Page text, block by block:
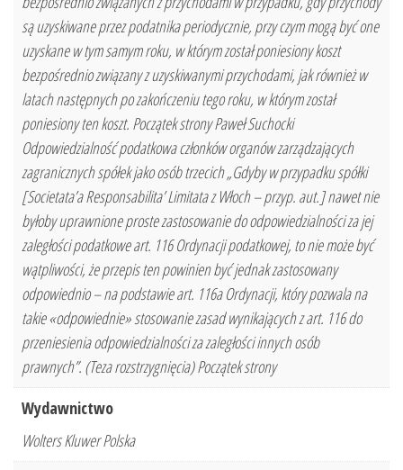
są uzyskiwane przez podatnika periodycznie, przy czym mogą być one
uzyskane w tym samym roku, w którym został poniesiony koszt
bezpośrednio związany z uzyskiwanymi przychodami, jak również w
latach następnych po zakończeniu tego roku, w którym został
poniesiony ten koszt. Początek strony Paweł Suchocki
Odpowiedzialność podatkowa członków organów zarządzających
zagranicznych spółek jako osób trzecich „Gdyby w przypadku spółki
[Societata’a Responsabilita’ Limitata z Włoch – przyp. aut.] nawet nie
byłoby uprawnione proste zastosowanie do odpowiedzialności za jej
zaległości podatkowe art. 116 Ordynacji podatkowej, to nie może być
wątpliwości, że przepis ten powinien być jednak zastosowany
odpowiednio – na podstawie art. 116a Ordynacji, który pozwala na
takie «odpowiednie» stosowanie zasad wynikających z art. 116 do
przeniesienia odpowiedzialności za zaległości innych osób
prawnych”. (Teza rozstrzygnięcia) Początek strony
Wydawnictwo
Wolters Kluwer Polska